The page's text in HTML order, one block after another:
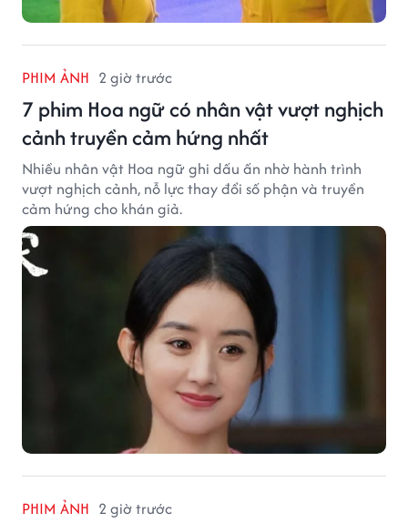
PHIM ẢNH 2 giờ trước
7 phim Hoa ngữ có nhân vật vượt nghịch
cảnh truyền cảm hứng nhất
Nhiều nhân vật Hoa ngữ ghi dấu ấn nhờ hành trình
vượt nghịch cảnh, nỗ lực thay đổi số phận và truyền
cảm hứng cho khán giả.
PHIM ẢNH 2 giờ trước